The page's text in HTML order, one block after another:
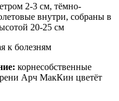
2-3 см, тёмно-
внутри, собраны в
20-25 см
к болезням
корнесобственные
Арч МакКин цветёт